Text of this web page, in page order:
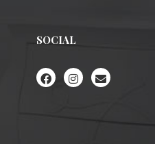
SOCIAL